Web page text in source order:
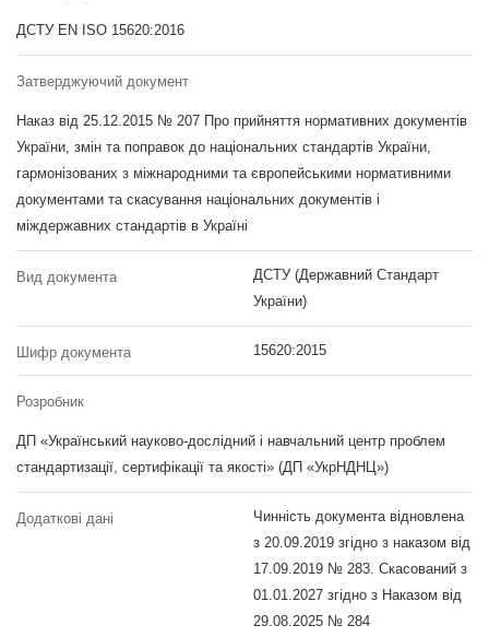
ДСТУ EN ISO 15620:2016
Затверджуючий документ
Наказ від 25.12.2015 № 207 Про прийняття нормативних документів
України, змін та поправок до національних стандартів України,
гармонізованих з міжнародними та європейськими нормативними
документами та скасування національних документів і
міждержавних стандартів в Україні
Вид документа
ДСТУ (Державний Стандарт
України)
Шифр документа 15620:2015
Розробник
ДП «Український науково-дослідний і навчальний центр проблем
стандартизації, сертифікації та якості» (ДП «УкрНДНЦ»)
Додаткові дані
Чинність документа відновлена
з 20.09.2019 згідно з наказом від
17.09.2019 № 283. Скасований з
01.01.2027 згідно з Наказом від
29.08.2025 № 284